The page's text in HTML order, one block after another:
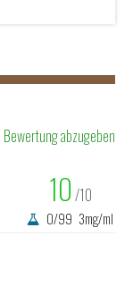
abzugeben
0/99 3mg/ml
10 /10